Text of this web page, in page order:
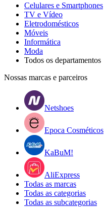
Celulares e Smartphones
TV e Vídeo
Eletrodomésticos
Móveis
Informática
Moda
Todos os departamentos
Nossas marcas e parceiros
Netshoes
Epoca Cosméticos
KaBuM!
AliExpress
Todas as marcas
Todas as categorias
Todas as subcategorias